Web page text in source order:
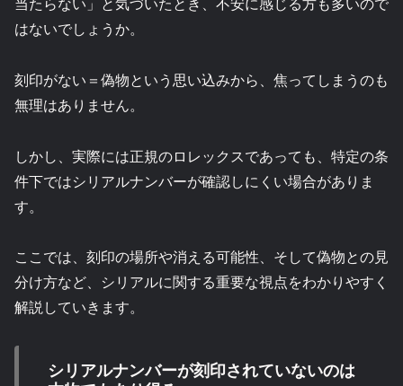
はないでしょうか。
刻印がない＝偽物という思い込みから、焦ってしまうのも
無理はありません。
しかし、実際には正規のロレックスであっても、特定の条
件下ではシリアルナンバーが確認しにくい場合がありま
す。
ここでは、刻印の場所や消える可能性、そして偽物との見
分け方など、シリアルに関する重要な視点をわかりやすく
解説していきます。
シリアルナンバーが刻印されていないのは